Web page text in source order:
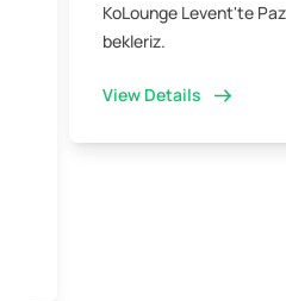
KoLounge Levent'te
bekleriz.
View Details